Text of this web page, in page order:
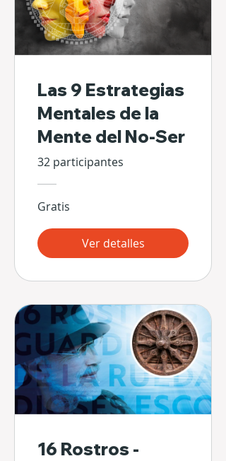
Las 9 Estrategias
Mentales de la
Mente del No-Ser
32 participantes
Gratis
Ver detalles
16 Rostros -